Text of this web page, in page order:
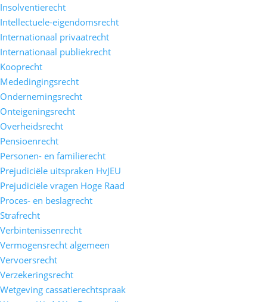
Insolventierecht
Intellectuele-eigendomsrecht
Internationaal privaatrecht
Internationaal publiekrecht
Kooprecht
Mededingingsrecht
Ondernemingsrecht
Onteigeningsrecht
Overheidsrecht
Pensioenrecht
Personen- en familierecht
Prejudiciële uitspraken HvJEU
Prejudiciële vragen Hoge Raad
Proces- en beslagrecht
Strafrecht
Verbintenissenrecht
Vermogensrecht algemeen
Vervoersrecht
Verzekeringsrecht
Wetgeving cassatierechtspraak